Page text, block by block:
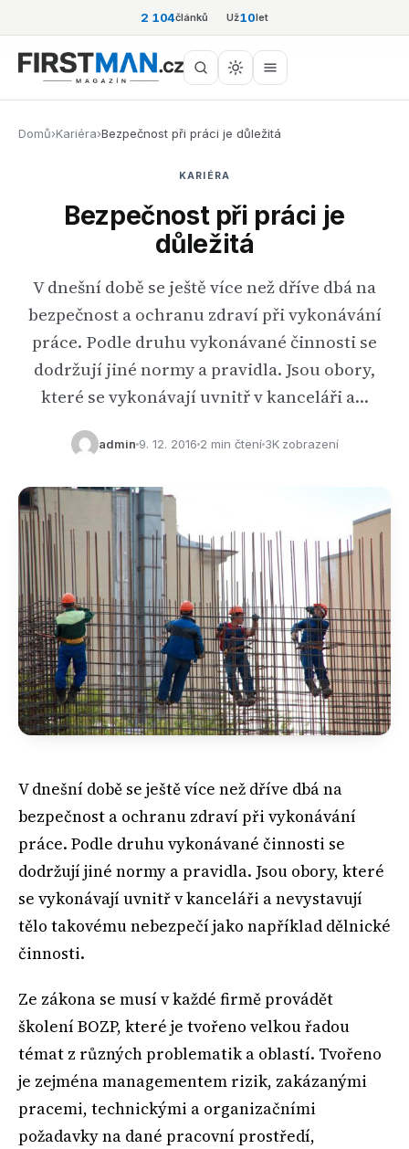
2 104článků Už10let
Domů›Kariéra›Bezpečnost při práci je důležitá
KARIÉRA
Bezpečnost při práci je
důležitá
V dnešní době se ještě více než dříve dbá na
bezpečnost a ochranu zdraví při vykonávání
práce. Podle druhu vykonávané činnosti se
dodržují jiné normy a pravidla. Jsou obory,
které se vykonávají uvnitř v kanceláři a…
admin 9. 12. 2016 2 min čtení3K zobrazení
V dnešní době se ještě více než dříve dbá na
bezpečnost a ochranu zdraví při vykonávání
práce. Podle druhu vykonávané činnosti se
dodržují jiné normy a pravidla. Jsou obory, které
se vykonávají uvnitř v kanceláři a nevystavují
tělo takovému nebezpečí jako například dělnické
činnosti.
Ze zákona se musí v každé firmě provádět
školení BOZP, které je tvořeno velkou řadou
témat z různých problematik a oblastí. Tvořeno
je zejména managementem rizik, zakázanými
pracemi, technickými a organizačními
požadavky na dané pracovní prostředí,